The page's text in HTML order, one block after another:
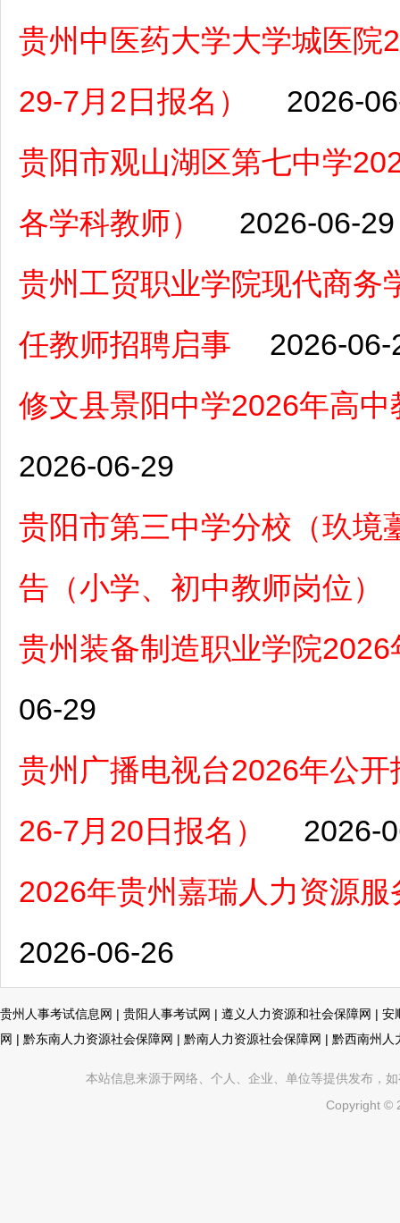
贵州中医药大学大学城医院
29-7月2日报名）
2026-
贵阳市观山湖区第七中学
各学科教师）
2026-06-29
贵州工贸职业学院现代商务
任教师招聘启事
2026-06-
修文县景阳中学2026年高
2026-06-29
贵阳市第三中学分校（玖境
告（小学、初中教师岗位）
贵州装备制造职业学院
06-29
贵州广播电视台2026年公
26-7月20日报名）
2026-
2026年贵州嘉瑞人力资源
2026-06-26
贵州人事考试信息网 | 贵阳人事考试网 | 遵义人力资源和社会保障网 | 安
网 | 黔东南人力资源社会保障网 | 黔南人力资源社会保障网 | 黔西南州人
本站信息来源于网络、个人、企业、单位等提供发布，
Copyright ©